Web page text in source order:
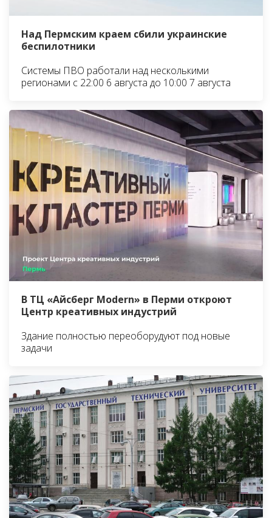
Над Пермским краем сбили украинские
беспилотники
Системы ПВО работали над несколькими
регионами с 22:00 6 августа до 10:00 7 августа
В ТЦ «Айсберг Modern» в Перми откроют
Центр креативных индустрий
Здание полностью переоборудуют под новые
задачи